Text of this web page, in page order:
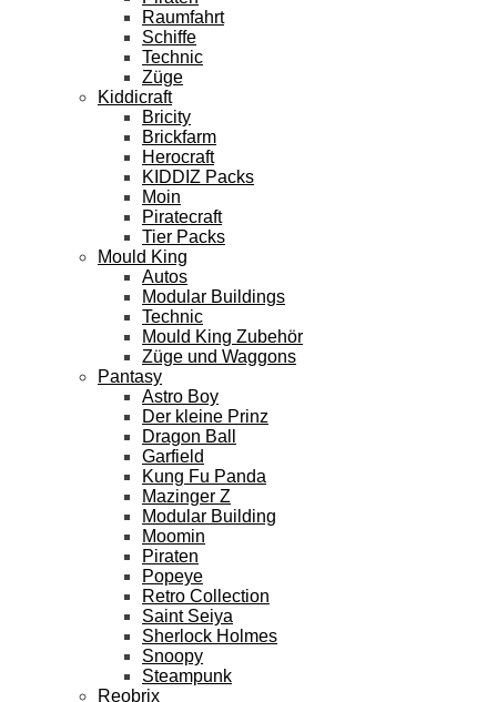
Raumfahrt
Schiffe
Technic
Züge
Kiddicraft
Bricity
Brickfarm
Herocraft
KIDDIZ Packs
Moin
Piratecraft
Tier Packs
Mould King
Autos
Modular Buildings
Technic
Mould King Zubehör
Züge und Waggons
Pantasy
Astro Boy
Der kleine Prinz
Dragon Ball
Garfield
Kung Fu Panda
Mazinger Z
Modular Building
Moomin
Piraten
Popeye
Retro Collection
Saint Seiya
Sherlock Holmes
Snoopy
Steampunk
Reobrix